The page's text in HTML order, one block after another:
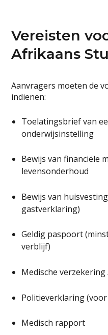
Vereisten
Afrikaans
Aanvragers moeten de
indienen:
Toelatingsbrief van
onderwijsinstelling
Bewijs van financiële
levensonderhoud
Bewijs van
gastverklaring)
Geldig paspoort
verblijf)
Medische
Politieverklaring
Medisch rapport